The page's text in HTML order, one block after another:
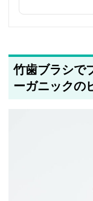
竹歯ブラシで
ーガニックの